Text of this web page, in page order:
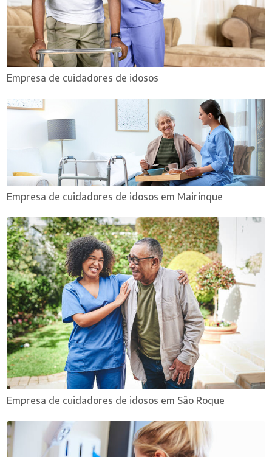
Empresa de cuidadores de idosos
Empresa de cuidadores de idosos em Mairinque
Empresa de cuidadores de idosos em São Roque